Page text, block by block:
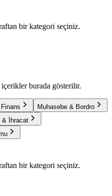
bir kategori seçiniz.
burada gösterilir.
Muhasebe & Bordro
& İhracat
bir kategori seçiniz.